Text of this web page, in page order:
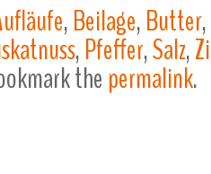
,Beilage,Butter,
,Pfeffer,Salz,
the permalink.